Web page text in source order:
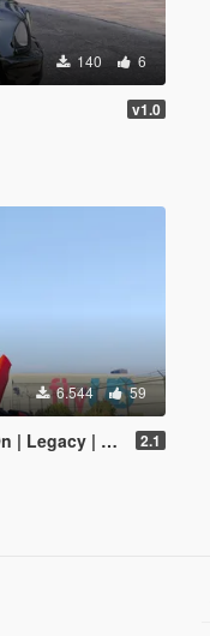
140 6
v1.0
6.544 59
| Enhanced] 2.1